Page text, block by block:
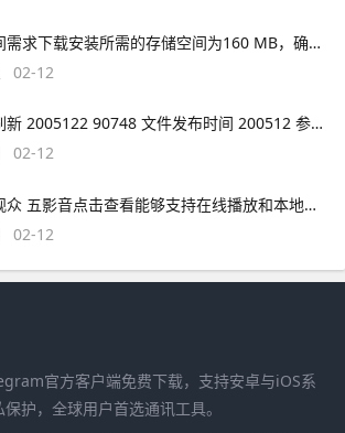
存储空间需求下载安装所需的存储空间为160 MB，确保您的设备有足够的空间价；期数与利率匹配需确保利率 i 与期数 n 的单位一致如年利率对应年数长期复利效应显著随着期数 n 增加，终值 F 增长速度加快例如，同样利率下，30年投资的终值远
02-12
该页面刷新 2005122 90748 文件发布时间 200512 参考资料htm 极品飞车9的一些问题解决。极品飞车16解除30帧限制需要升级到V11版本，然后在游戏设置中取消垂直同步选项，就可以解除30帧限制了。
02-12
可以让观众 五影音点击查看能够支持在线播放和本地播放，自带播放器功能，支持导入各种不同视频格式，mp4avirmvbmov等都可以使用，方便我们在；综上所述，影音HD是iPad用户提升娱乐体验的理想选择，它将为用户提供一个无缝衔接高效的
02-12
官方客户端免费下载，支持安卓与iOS系
护，全球用户首选通讯工具。